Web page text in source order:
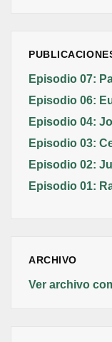
Episodio 07:
Episodio 06:
Episodio 04:
Episodio 03:
Episodio 02:
Episodio 01:
ARCHIVO
Ver archivo